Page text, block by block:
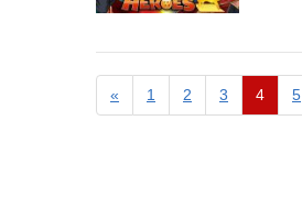
« 1 2 3 4 5